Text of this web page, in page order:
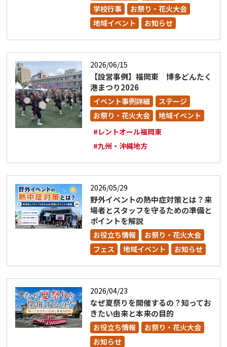
学校行事
お祭り・花火大会
地域イベント
お知らせ
2026/06/15
【設営事例】福岡東 博多どんたく
港まつり2026
イベント事例詳細
ステージ
お祭り・花火大会
地域イベント
#レントオール福岡東
#九州・沖縄地方
2026/05/29
野外イベントの熱中症対策とは？来
場者とスタッフを守るための準備と
ポイントを解説
お役立ち情報
お祭り・花火大会
フェス
地域イベント お知らせ
2026/04/23
なぜ夏祭りを開催するの？知ってお
きたい由来と本来の目的
お役立ち情報
お祭り・花火大会
お知らせ